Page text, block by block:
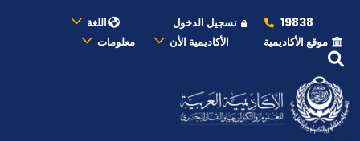
19838 تسجيل الدخول
اللغة
موقع الأكاديمية
الأكاديمية الأن معلومات